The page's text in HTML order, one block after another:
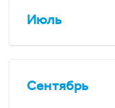
Июль
Сентябрь